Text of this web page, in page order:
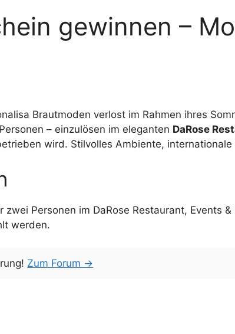
gewinnen –
Brautmoden verlost im Rahmen ihres
– einzulösen im eleganten DaRose
wird. Stilvolles Ambiente,
zwei Personen im DaRose Restaurant, Events
werden.
Zum Forum →